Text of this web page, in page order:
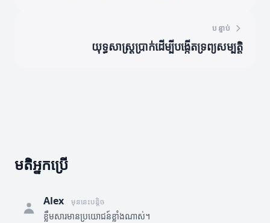
បន្ទាប់
យុទ្ធសាស្ត្រប្រាក់ដើម្បីបង្កើតទ្រព្យសម្បត្តិ
មតិអ្នកប្រើ
Alex មុននេះបន្តិច
ខ្លឹមសារមានប្រយោជន៍ខ្លាំងណាស់។